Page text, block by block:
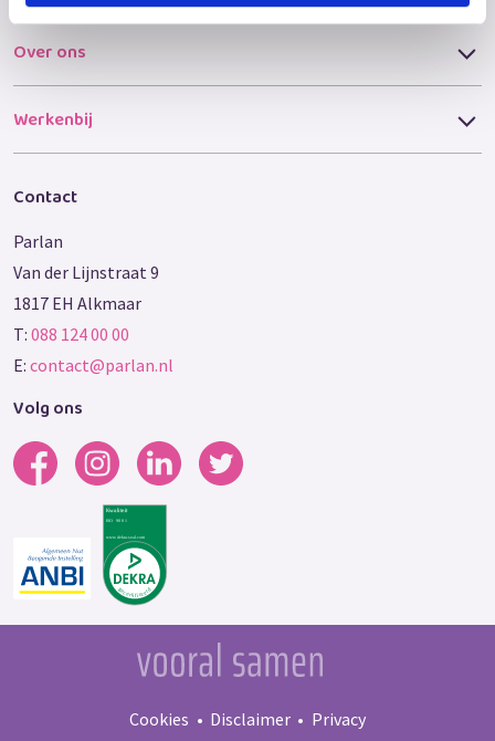
Over ons
Werkenbij
Contact
Parlan
Van der Lijnstraat 9
1817 EH Alkmaar
T: 088 124 00 00
E: contact@parlan.nl
Volg ons
Cookies Disclaimer Privacy